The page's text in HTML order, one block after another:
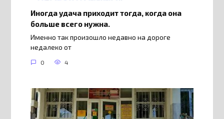
Иногда удача приходит тогда, когда она
больше всего нужна.
Именно так произошло недавно на дороге
недалеко от
0 4